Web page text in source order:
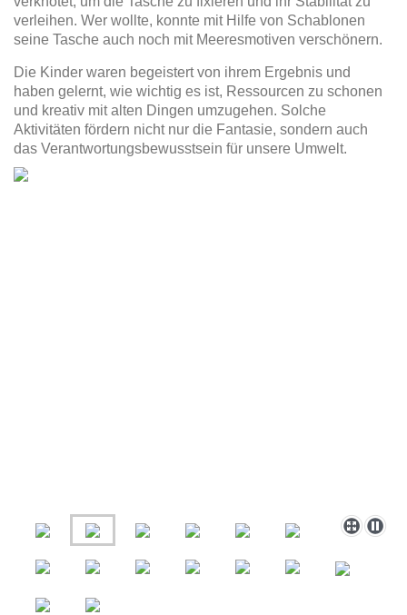
verleihen. Wer wollte, konnte mit Hilfe von Schablonen
seine Tasche auch noch mit Meeresmotiven verschönern.
Die Kinder waren begeistert von ihrem Ergebnis und
haben gelernt, wie wichtig es ist, Ressourcen zu schonen
und kreativ mit alten Dingen umzugehen. Solche
Aktivitäten fördern nicht nur die Fantasie, sondern auch
das Verantwortungsbewusstsein für unsere Umwelt.